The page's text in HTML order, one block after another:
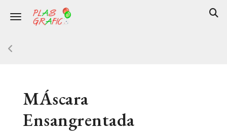
Toggle navigation
MÁscara
Ensangrentada